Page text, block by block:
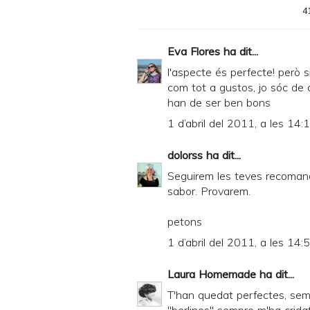
Eva Flores ha dit...
l'aspecte és perfecte! però
com tot a gustos, jo sóc de
han de ser ben bons
1 d’abril del 2011, a les
dolorss ha dit...
Seguirem les teves
sabor. Provarem.
petons
1 d’abril del 2011, a les
Laura Homemade ha dit...
T'han quedat perfectes,